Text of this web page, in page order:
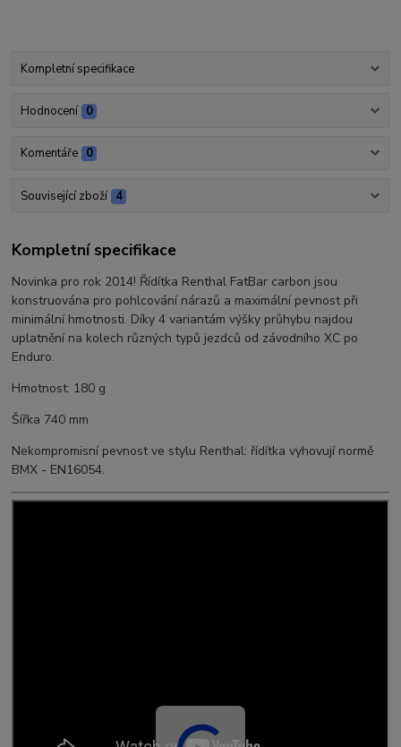
Kompletní specifikace
Hodnocení 0
Komentáře 0
Související zboží 4
Kompletní specifikace
Novinka pro rok 2014! Řídítka Renthal FatBar carbon jsou
konstruována pro pohlcování nárazů a maximální pevnost při
minimální hmotnosti. Díky 4 variantám výšky průhybu najdou
uplatnění na kolech různých typů jezdců od závodního XC po
Enduro.
Hmotnost: 180 g
Šířka 740 mm
Nekompromisní pevnost ve stylu Renthal: řídítka vyhovují normě
BMX - EN16054.